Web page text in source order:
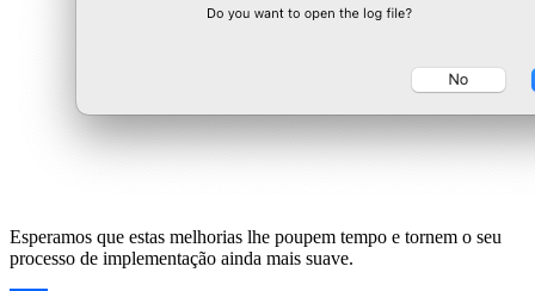
Esperamos que estas melhorias lhe poupem tempo e tornem o seu
processo de implementação ainda mais suave.